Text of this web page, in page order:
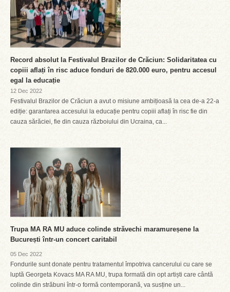
Record absolut la Festivalul Brazilor de Crăciun: Solidaritatea cu
copiii aflați în risc aduce fonduri de 820.000 euro, pentru accesul
egal la educație
12 Dec 2022
Festivalul Brazilor de Crăciun a avut o misiune ambițioasă la cea de-a 22-a
ediție: garantarea accesului la educație pentru copiii aflați în risc fie din
cauza sărăciei, fie din cauza războiului din Ucraina, ca...
Trupa MA RA MU aduce colinde străvechi maramureșene la
București într-un concert caritabil
05 Dec 2022
Fondurile sunt donate pentru tratamentul împotriva cancerului cu care se
luptă Georgeta Kovacs MA RA MU, trupa formată din opt artiști care cântă
colinde din străbuni într-o formă contemporană, va susține un...